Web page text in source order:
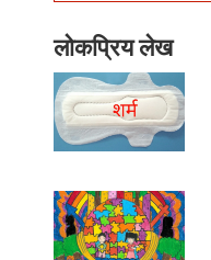
लोकप्रिय लेख